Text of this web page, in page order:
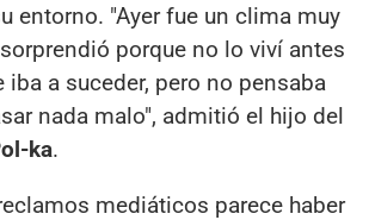
entorno. "Ayer fue un clima muy
porque no lo viví antes
iba a suceder, pero no pensaba
nada malo", admitió el hijo del
ka.
mediáticos parece haber